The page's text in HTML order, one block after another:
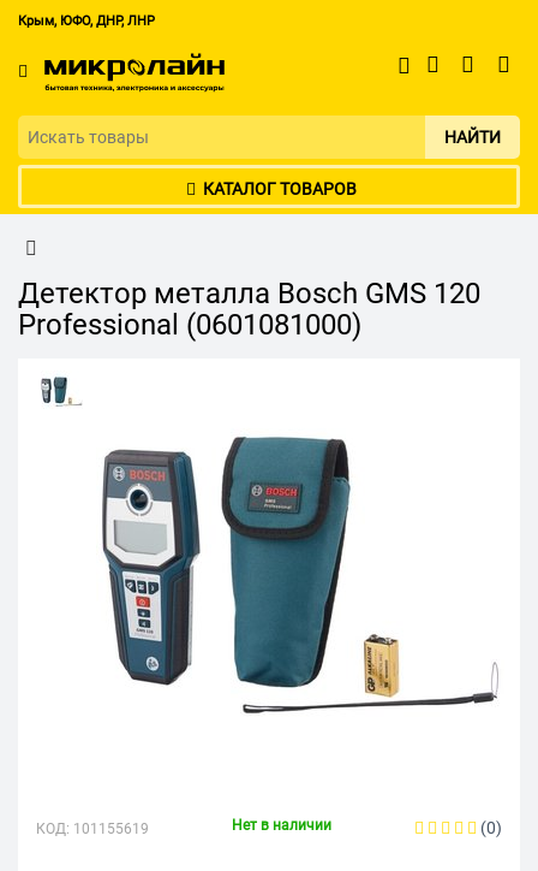
Крым, ЮФО, ДНР, ЛНР
НАЙТИ
КАТАЛОГ ТОВАРОВ
Детектор металла Bosch GMS 120
Professional (0601081000)
КОД: 101155619 Нет в наличии (0)